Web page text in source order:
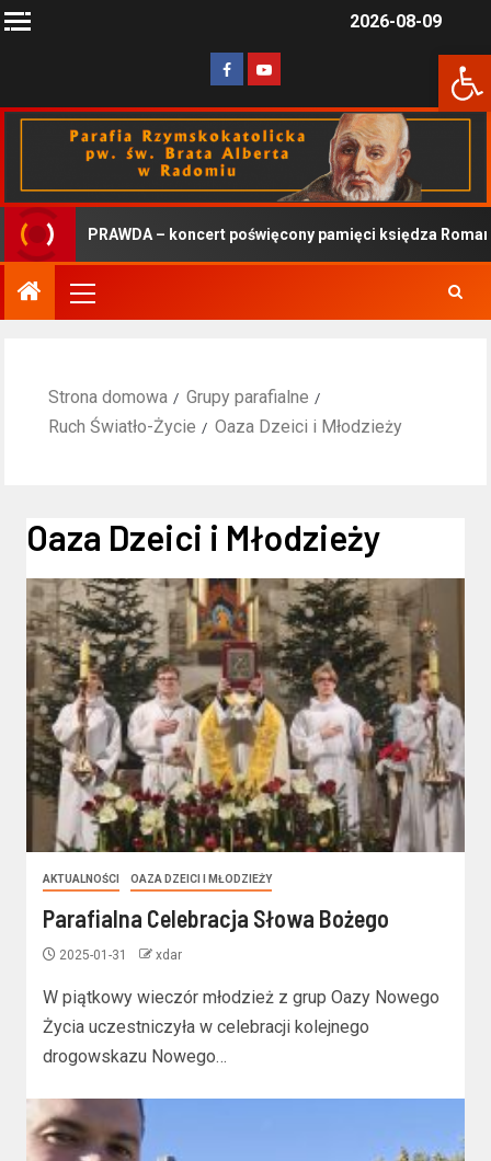
2026-08-09
PRAWDA – koncert poświęcony pamięci księdza
Strona domowa
Grupy parafialne
Ruch Światło-Życie
Oaza Dzeici i Młodzieży
Oaza Dzeici i Młodzieży
AKTUALNOŚCI OAZA DZEICI I MŁODZIEŻY
Parafialna Celebracja Słowa Bożego
2025-01-31 xdar
W piątkowy wieczór młodzież z grup Oazy Nowego
Życia uczestniczyła w celebracji kolejnego
drogowskazu Nowego…